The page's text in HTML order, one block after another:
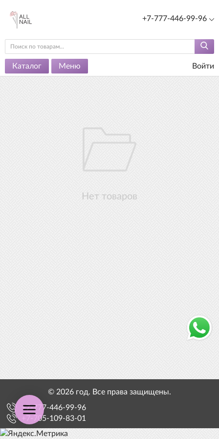
+7-777-446-99-96
Каталог Меню Войти
Нет товаров
© 2026 год. Все права защищены.
+7-777-446-99-96
+7-705-109-83-01